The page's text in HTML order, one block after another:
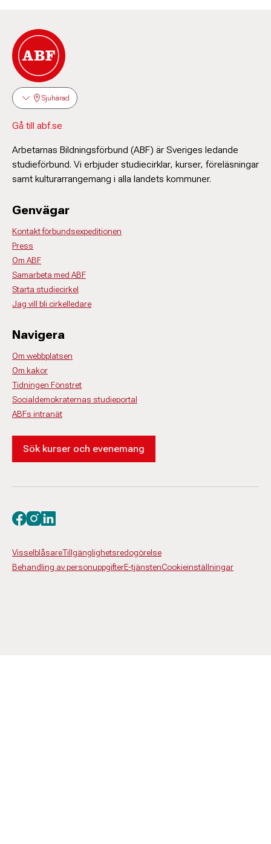
Sjuhärad
Gå till abf.se
Arbetarnas Bildningsförbund (ABF) är Sveriges ledande
studieförbund. Vi erbjuder studiecirklar, kurser, föreläsningar
samt kulturarrangemang i alla landets kommuner.
Genvägar
Kontakt förbundsexpeditionen
Press
Om ABF
Samarbeta med ABF
Starta studiecirkel
Jag vill bli cirkelledare
Navigera
Om webbplatsen
Om kakor
Tidningen Fönstret
Socialdemokraternas studieportal
ABFs intranät
Sök kurser och evenemang
VisselblåsareTillgänglighetsredogörelse
Behandling av personuppgifterE-tjänstenCookieinställningar
Besök oss på facebook
Besök oss på instagram
Besök oss på linkedin